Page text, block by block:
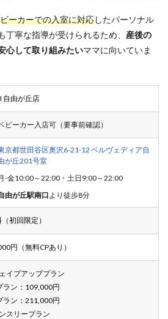
ーカーでの入室に対応したパーソナル
丁寧な指導が受けられるため、 産後の
心して取り組みたいママに向いていま
自由が丘店
ビーカー入店可（要事前確認）
京都世田谷区奥沢6-21-12 ベルヴェディア自
が丘201号室
-金10:00～22:00・土日9:00～22:00
由が丘駅南口より徒歩8分
初回限定）
円（無料CPあり）
イプアッププラン
ラン：109,000円
ラン：211,000円
スリープラン